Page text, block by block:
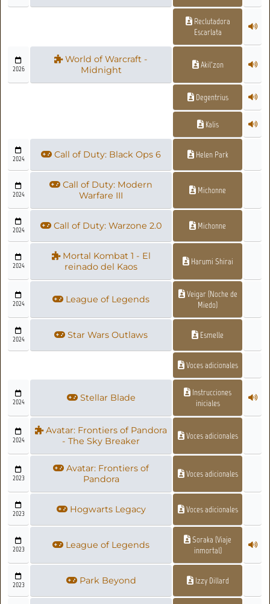
Reclutadora
Escarlata
2026
World of Warcraft -
Midnight
Akil'zon
Degentrius
Kalis
2024 Call of Duty: Black Ops 6 Helen Park
2024
Call of Duty: Modern
Warfare III
Michonne
2024 Call of Duty: Warzone 2.0 Michonne
2024
Mortal Kombat 1 - El
reinado del Kaos
Harumi Shirai
2024 League of Legends
Veigar (Noche de
Miedo)
2024 Star Wars Outlaws Esmelle
Voces adicionales
2024 Stellar Blade
Instrucciones
iniciales
2024
Avatar: Frontiers of Pandora
- The Sky Breaker
Voces adicionales
2023
Avatar: Frontiers of
Pandora
Voces adicionales
2023 Hogwarts Legacy Voces adicionales
2023 League of Legends
Soraka (Viaje
inmortal)
2023 Park Beyond Izzy Dillard